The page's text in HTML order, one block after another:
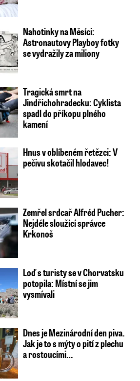
Nahotinky na Měsíci:
Astronautovy Playboy fotky
se vydražily za miliony
Tragická smrt na
Jindřichohradecku: Cyklista
spadl do příkopu plného
kamení
Hnus v oblíbeném řetězci: V
pečivu skotačil hlodavec!
Zemřel srdcař Alfréd Pucher:
Nejdéle sloužící správce
Krkonoš
Loď s turisty se v Chorvatsku
potopila: Místní se jim
vysmívali
Dnes je Mezinárodní den piva.
Jak je to s mýty o pití z plechu
a rostoucími…